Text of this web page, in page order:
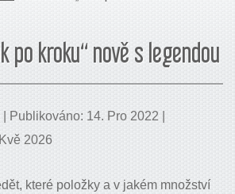
po kroku“ nově s legendou
Publikováno: 14. Pro 2022 |
2026
které položky a v jakém množství